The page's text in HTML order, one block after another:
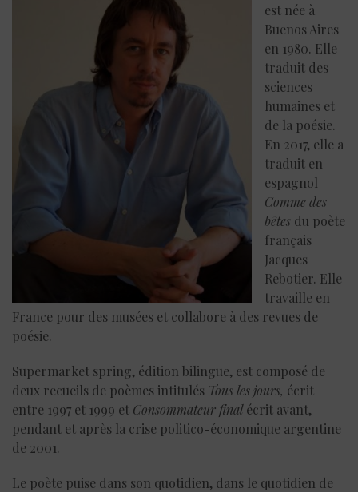
est née à
Buenos Aires
en 1980. Elle
traduit des
sciences
humaines et
de la poésie.
En 2017, elle a
traduit en
espagnol
Comme des
bêtes du poète
français
Jacques
Rebotier. Elle
travaille en
France pour des musées et collabore à des revues de
poésie.
Supermarket spring, édition bilingue, est composé de
deux recueils de poèmes intitulés Tous les jours, écrit
entre 1997 et 1999 et Consommateur finalécrit avant,
pendant et après la crise politico-économique argentine
de 2001.
Le poète puise dans son quotidien, dans le quotidien de